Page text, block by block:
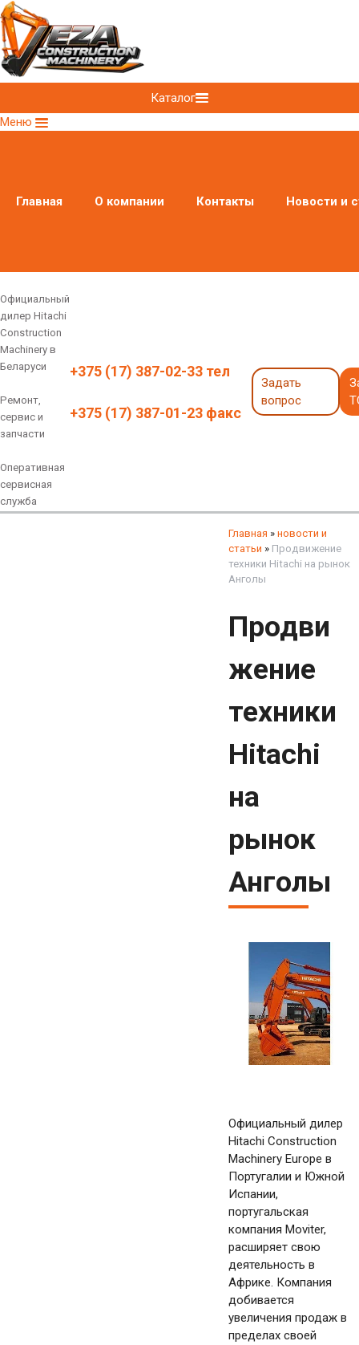
Каталог
Меню
Главная О компании Контакты Новости и
Официальный
дилер Hitachi
Construction
Machinery в
Беларуси
Ремонт,
сервис и
запчасти
Оперативная
сервисная
служба
+375 (17) 387-02-33 тел
+375 (17) 387-01-23 факс
Задать
вопрос
Главная » новости и
статьи » Продвижение
техники Hitachi на рынок
Анголы
Продви
жение
техники
Hitachi
на
рынок
Анголы
Официальный дилер
Hitachi Construction
Machinery Europe в
Португалии и Южной
Испании,
португальская
компания Moviter,
расширяет свою
деятельность в
Африке. Компания
добивается
увеличения продаж в
пределах своей